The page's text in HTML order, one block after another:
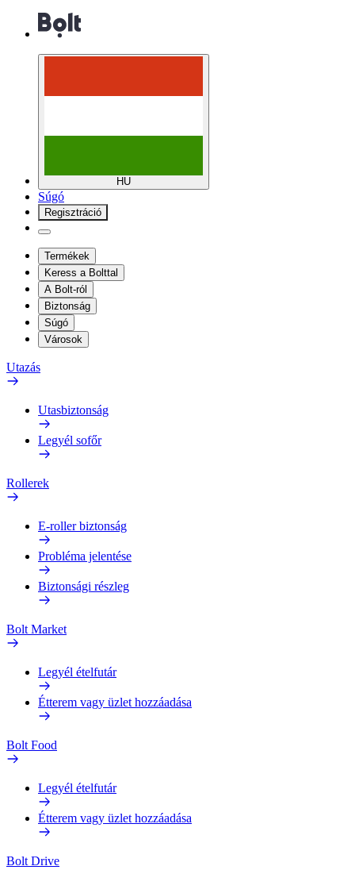
HU
Súgó
Regisztráció
Termékek
Keress a Bolttal
A Bolt-ról
Biztonság
Súgó
Városok
Utazás
Utasbiztonság
Legyél sofőr
Rollerek
E-roller biztonság
Probléma jelentése
Biztonsági részleg
Bolt Market
Legyél ételfutár
Étterem vagy üzlet hozzáadása
Bolt Food
Legyél ételfutár
Étterem vagy üzlet hozzáadása
Bolt Drive